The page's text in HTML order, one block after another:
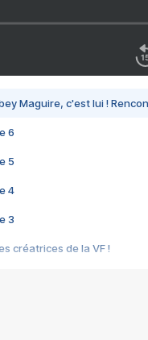
Maguire, c'est lui !
6
5
4
3
créatrices de la VF !